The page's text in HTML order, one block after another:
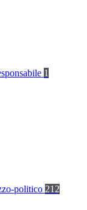
1
politico 212